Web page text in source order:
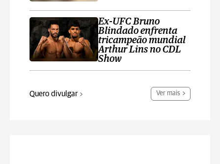
Ex-UFC Bruno
Blindado enfrenta
tricampeão mundial
Arthur Lins no CDL
Show
Quero divulgar Ver mais